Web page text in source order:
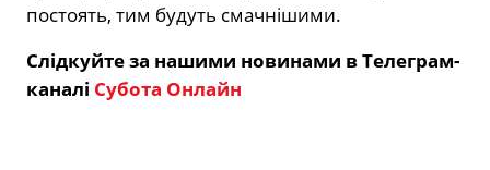
постоять, тим будуть смачнішими.
Слідкуйте за нашими новинами в Телеграм-
каналі Субота Онлайн